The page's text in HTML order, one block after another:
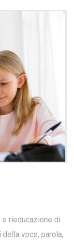
rieducazione di
voce, parola,